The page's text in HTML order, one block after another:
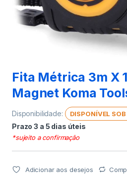
Fita Métrica 3m X
Magnet Koma
Disponibilidade: DISPONÍVEL
Prazo 3 a 5 dias úteis
*sujeito a confirmação
Adicionar aos desejos